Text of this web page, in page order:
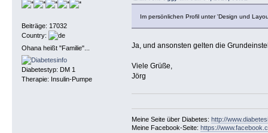
Beiträge: 17032
Country:
Ohana heißt "Familie"...
Diabetestyp: DM 1
Therapie: Insulin-Pumpe
Im persönlichen Profil unter 'Design und
Ja, und ansonsten gelten die
Viele Grüße,
Jörg
Meine Seite über Diabetes: http://
Meine Facebook-Seite: https://